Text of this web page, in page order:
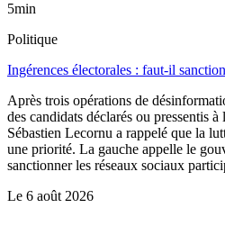
5min
Politique
Ingérences électorales : faut-il
Après trois opérations de
des candidats déclarés ou pressentis
Sébastien Lecornu a rappelé que la
une priorité. La gauche appelle le
sanctionner les réseaux sociaux
Le 6 août 2026